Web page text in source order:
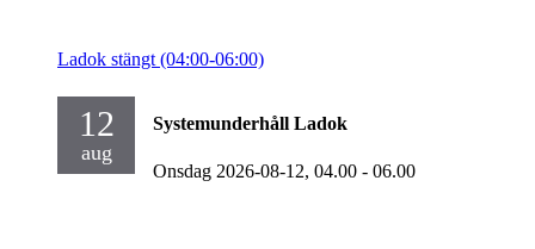
Ladok stängt (04:00-06:00)
12
aug
Systemunderhåll Ladok
Onsdag 2026-08-12, 04.00 - 06.00